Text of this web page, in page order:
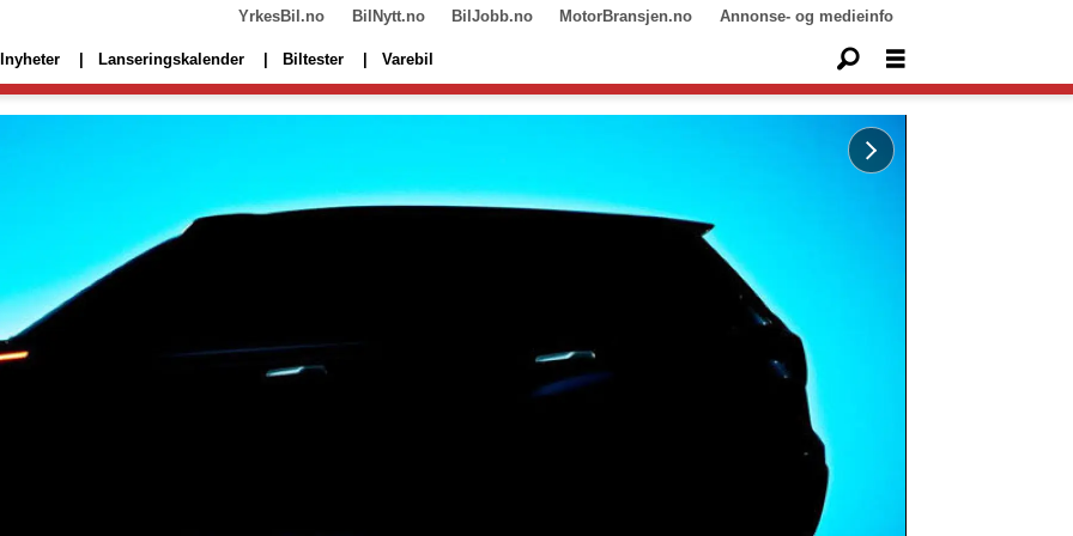
YrkesBil.no BilNytt.no BilJobb.no MotorBransjen.no Annonse- og medieinfo
Lanseringskalender Biltester Varebil